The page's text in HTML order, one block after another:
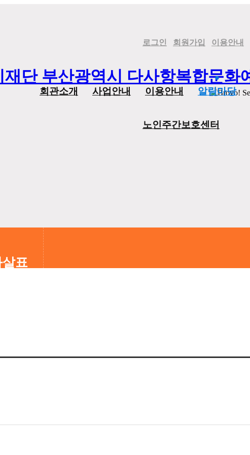
로그인 회원가입 이용안내
회관소개 사업안내 이용안내 알림마당
노인주간보호센터